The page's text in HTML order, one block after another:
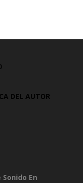
DEL AUTOR
En